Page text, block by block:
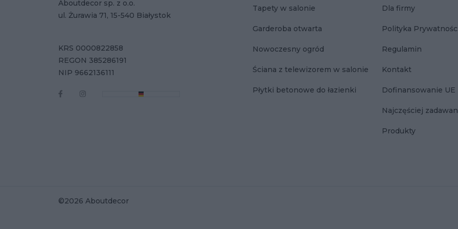
Tapety w salonie
Garderoba otwarta
Nowoczesny ogród
Ściana z telewizorem w salonie
Płytki betonowe do łazienki
Dla firmy
Polityka
Regulamin
Kontakt
Dofinansowanie UE
Najczęściej
Produkty
Aboutdecor sp. z o.o.
ul. Żurawia 71, 15-540 Białystok
KRS 0000822858
REGON 385286191
NIP 9662136111
©2026 Aboutdecor